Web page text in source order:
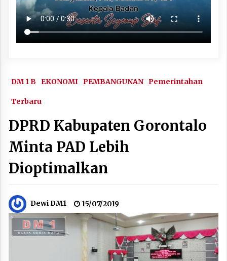
DM 1 B EKONOMI PEMBANGUNAN Pemerintahan
Terbaru
DPRD Kabupaten Gorontalo
Minta PAD Lebih
Dioptimalkan
Dewi DM1 15/07/2019